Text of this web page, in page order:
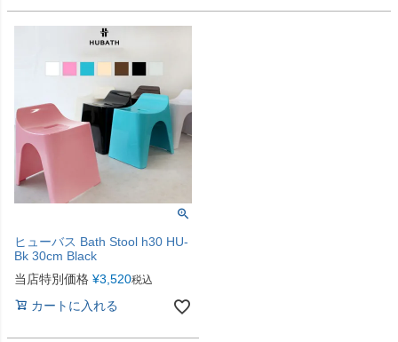
ヒューバス Bath Stool h30 HU-
Bk 30cm Black
当店特別価格 ¥3,520税込
カートに入れる